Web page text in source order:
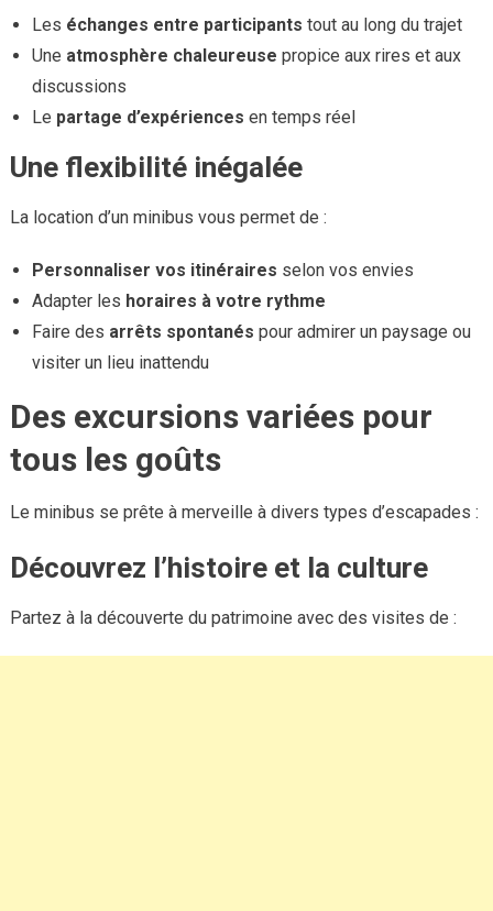
Les échanges entre participants tout au long du trajet
Une atmosphère chaleureuse propice aux rires et aux
discussions
Le partage d’expériences en temps réel
Une flexibilité inégalée
La location d’un minibus vous permet de :
Personnaliser vos itinéraires selon vos envies
Adapter les horaires à votre rythme
Faire des arrêts spontanés pour admirer un paysage ou
visiter un lieu inattendu
Des excursions variées pour
tous les goûts
Le minibus se prête à merveille à divers types d’escapades :
Découvrez l’histoire et la culture
Partez à la découverte du patrimoine avec des visites de :